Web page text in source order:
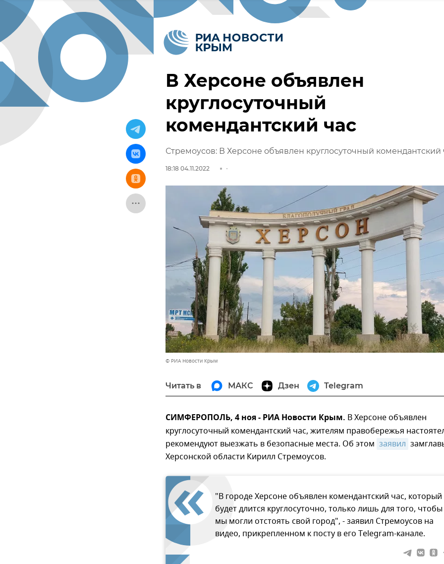
В Херсоне объявлен
круглосуточный
комендантский час
Стремоусов: В Херсоне объявлен круглосуточный комендантский
18:18 04.11.2022
© РИА Новости Крым
Читать в МАКС Дзен Telegram
СИМФЕРОПОЛЬ, 4 ноя - РИА Новости Крым. В Херсоне объявлен
круглосуточный комендантский час, жителям правобережья
рекомендуют выезжать в безопасные места. Об этом заявил
Херсонской области Кирилл Стремоусов.
"В городе Херсоне объявлен комендантский час, который
будет длится круглосуточно, только лишь для того, чтобы
мы могли отстоять свой город", - заявил Стремоусов на
видео, прикрепленном к посту в его Тelegram-канале.